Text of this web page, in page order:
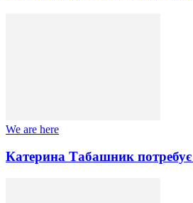
We are here
Катерина Табашник